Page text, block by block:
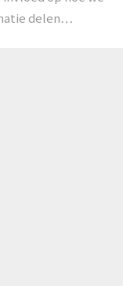
delen…